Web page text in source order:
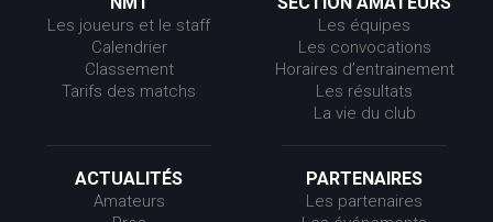
Les joueurs et le staff
Calendrier
Classement
Tarifs des matchs
Les équipes
Les convocations
Horaires d’entrainement
Les résultats
La vie du club
ACTUALITÉS
Amateurs
PARTENAIRES
Les partenaires